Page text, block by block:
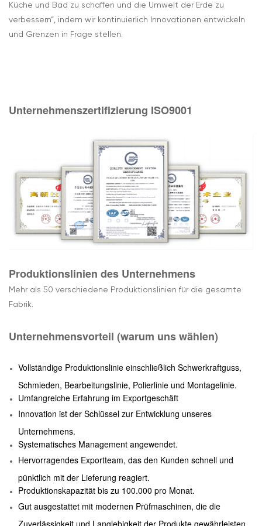
Küche und Bad zu schaffen und die Umwelt der Erde zu
verbessern“, indem wir kontinuierlich Innovationen entwickeln
und Grenzen in Frage stellen.
Unternehmenszertifizierung ISO9001
Produktionslinien des Unternehmens
Mehr als 50 verschiedene Produktionslinien für die gesamte
Fabrik.
Unternehmensvorteil (warum uns wählen)
Vollständige Produktionslinie einschließlich Schwerkraftguss,
Schmieden, Bearbeitungslinie, Polierlinie und Montagelinie.
Umfangreiche Erfahrung im Exportgeschäft
Innovation ist der Schlüssel zur Entwicklung unseres
Unternehmens.
Systematisches Management angewendet.
Hervorragendes Exportteam, das den Kunden schnell und
pünktlich mit der Lieferung reagiert.
Produktionskapazität bis zu 100.000 pro Monat.
Gut ausgestattet mit modernen Prüfmaschinen, die die
Zuverlässigkeit und Langlebigkeit der Produkte gewährleisten.